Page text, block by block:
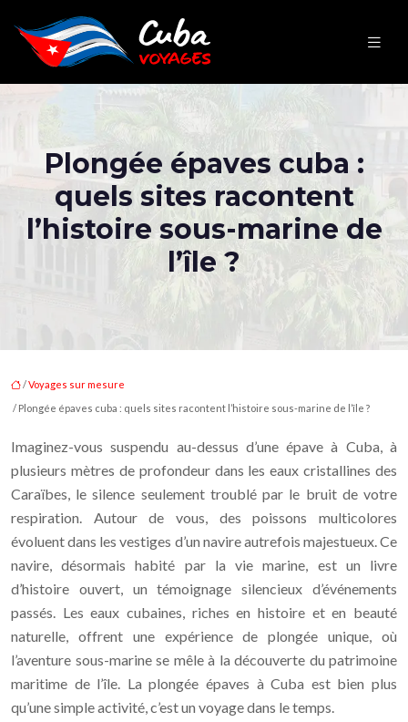
Plongée épaves cuba :
quels sites racontent
l’histoire sous-marine de
l’île ?
/Voyages sur mesure
/ Plongée épaves cuba : quels sites racontent l’histoire sous-marine de l’île ?
Imaginez-vous suspendu au-dessus d’une épave à Cuba, à
plusieurs mètres de profondeur dans les eaux cristallines des
Caraïbes, le silence seulement troublé par le bruit de votre
respiration. Autour de vous, des poissons multicolores
évoluent dans les vestiges d’un navire autrefois majestueux. Ce
navire, désormais habité par la vie marine, est un livre
d’histoire ouvert, un témoignage silencieux d’événements
passés. Les eaux cubaines, riches en histoire et en beauté
naturelle, offrent une expérience de plongée unique, où
l’aventure sous-marine se mêle à la découverte du patrimoine
maritime de l’île. La plongée épaves à Cuba est bien plus
qu’une simple activité, c’est un voyage dans le temps.